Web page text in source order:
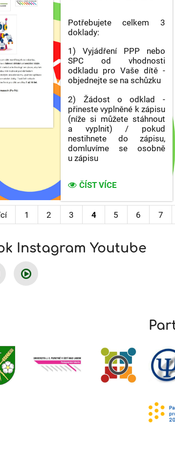
Potřebujete celkem 3
doklady:
1) Vyjádření PPP nebo
SPC od vhodnosti
odkladu pro Vaše dítě -
objednejte se na schůzku
2) Žádost o odklad -
přineste vyplněné k zápisu
(níže si můžete stáhnout
a vyplnit) / pokud
nestihnete do zápisu,
domluvíme se osobně
u zápisu
ZÁPIS
ŠKOLY
ODKLAD
NOVÉ
INFORMACE:
ČÍST VÍCE
1 2 3 4 5 6 7
Instagram Youtube